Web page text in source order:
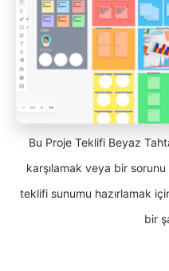
Bu Proje Teklifi Beyaz
karşılamak veya bir
teklifi sunumu hazırlamak
bir